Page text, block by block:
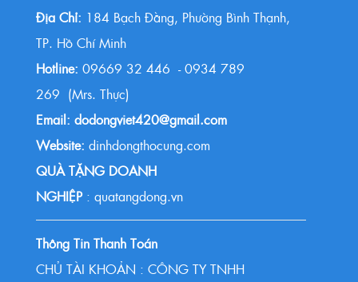
Địa Chỉ: 184 Bạch Đằng, Phường Bình Thạnh,
TP. Hồ Chí Minh
Hotline: 09669 32 446 - 0934 789
269 (Mrs. Thực)
Email: dodongviet420@gmail.com
Website: dinhdongthocung.com
QUÀ TẶNG DOANH
NGHIỆP : quatangdong.vn
Thông Tin Thanh Toán
CHỦ TÀI KHOẢN : CÔNG TY TNHH